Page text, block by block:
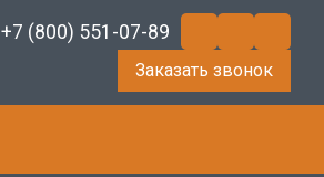
+7 (800) 551-07-89
Заказать звонок